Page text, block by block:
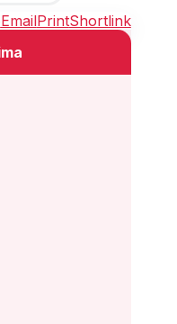
EmailPrintShortlink